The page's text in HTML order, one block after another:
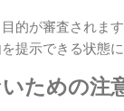
的が審査されま
提示できる状態に
ための注